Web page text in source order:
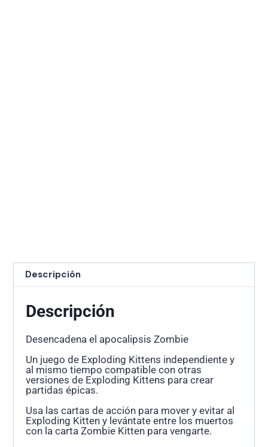
Descripción
Descripción
Desencadena el apocalipsis Zombie
Un juego de Exploding Kittens independiente y
al mismo tiempo compatible con otras
versiones de Exploding Kittens para crear
partidas épicas.
Usa las cartas de acción para mover y evitar al
Exploding Kitten y levántate entre los muertos
con la carta Zombie Kitten para vengarte.